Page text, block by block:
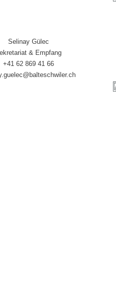
Selinay Gülec
& Empfang
+41 62 869 41 66